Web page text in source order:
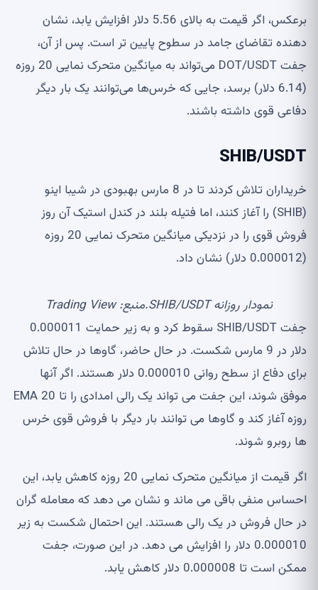
برعکس، اگر قیمت به بالای 5.56 دلار افزایش یابد، نشان
دهنده تقاضای جامد در سطوح پایین تر است. پس از آن،
جفت DOT/USDT می‌تواند به میانگین متحرک نمایی 20 روزه
(6.14 دلار) برسد، جایی که خرس‌ها می‌توانند یک بار دیگر
دفاعی قوی داشته باشند.
SHIB/USDT
خریداران تلاش کردند تا در 8 مارس بهبودی در شیبا اینو
(SHIB) را آغاز کنند، اما فتیله بلند در کندل استیک آن روز
فروش قوی را در نزدیکی میانگین متحرک نمایی 20 روزه
(0.000012 دلار) نشان داد.
نمودار روزانه SHIB/USDT.منبع: Trading View
جفت SHIB/USDT سقوط کرد و به زیر حمایت 0.000011
دلار در 9 مارس شکست. در حال حاضر، گاوها در حال تلاش
برای دفاع از سطح روانی 0.000010 دلار هستند. اگر آنها
موفق شوند، این جفت می تواند یک رالی امدادی را تا EMA 20
روزه آغاز کند و گاوها می توانند بار دیگر با فروش قوی خرس
ها روبرو شوند.
اگر قیمت از میانگین متحرک نمایی 20 روزه کاهش یابد، این
احساس منفی باقی می ماند و نشان می دهد که معامله گران
در حال فروش در یک رالی هستند. این احتمال شکست به زیر
0.000010 دلار را افزایش می دهد. در این صورت، جفت
ممکن است تا 0.000008 دلار کاهش یابد.